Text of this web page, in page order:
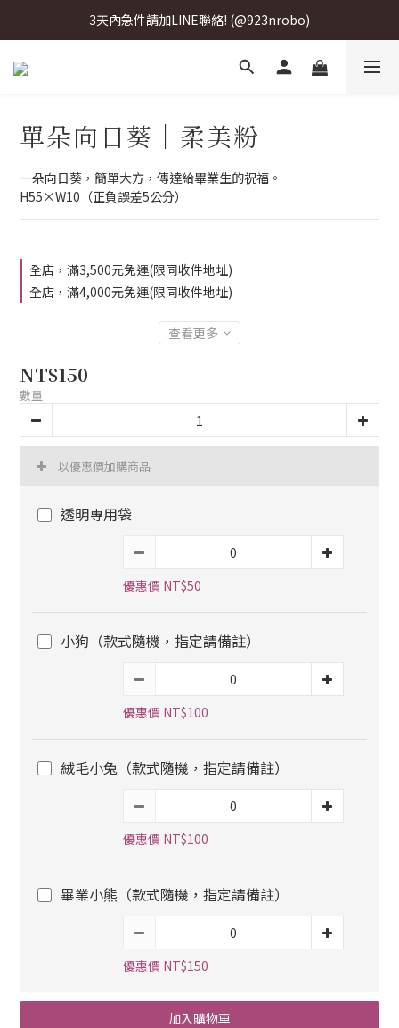
3天內急件請加LINE聯絡! (@923nrobo)
3天內急件請加LINE聯絡! (@923nrobo)
3天內急件請加LINE聯絡! (@923nrobo)
單朵向日葵｜柔美粉
一朵向日葵，簡單大方，傳達給畢業生的祝福。
H55×W10（正負誤差5公分）
全店，滿3,500元免運(限同收件地址)
全店，滿4,000元免運(限同收件地址)
查看更多
NT$150
數量
以優惠價加購商品
透明專用袋
優惠價 NT$50
小狗（款式隨機，指定請備註）
優惠價 NT$100
絨毛小兔（款式隨機，指定請備註）
優惠價 NT$100
畢業小熊（款式隨機，指定請備註）
優惠價 NT$150
加入購物車